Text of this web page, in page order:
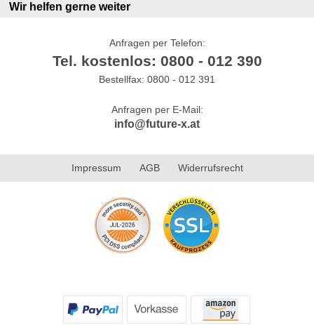
Wir helfen gerne weiter
Anfragen per Telefon:
Tel. kostenlos: 0800 - 012 390
Bestellfax: 0800 - 012 391
Anfragen per E-Mail:
info@future-x.at
Impressum AGB Widerrufsrecht